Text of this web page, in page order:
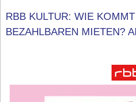
RBB KULTUR: WIE
BEZAHLBAREN MIETEN?